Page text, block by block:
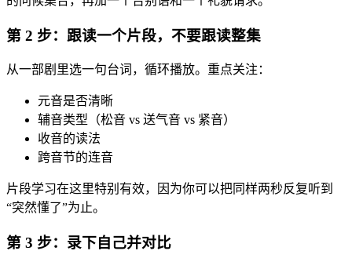
第 2 步：跟读一个片段，不要跟读整集
从一部剧里选一句台词，循环播放。重点关注：
元音是否清晰
辅音类型（松音 vs 送气音 vs 紧音）
收音的读法
跨音节的连音
片段学习在这里特别有效，因为你可以把同样两秒反复听到
“突然懂了”为止。
第 3 步：录下自己并对比